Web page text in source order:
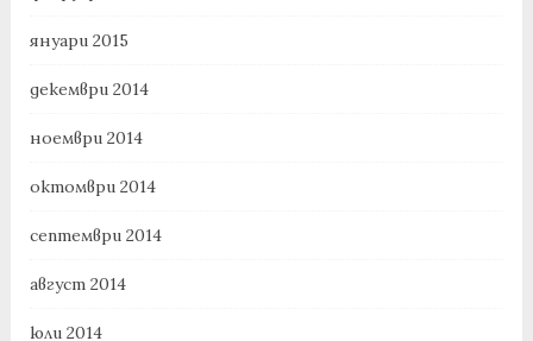
януари 2015
декември 2014
ноември 2014
октомври 2014
септември 2014
август 2014
юли 2014